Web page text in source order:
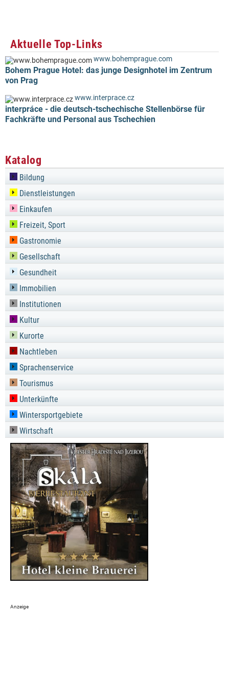
Aktuelle Top-Links
www.bohemprague.com
Bohem Prague Hotel: das junge Designhotel im Zentrum
von Prag
www.interprace.cz
interpráce - die deutsch-tschechische Stellenbörse für
Fachkräfte und Personal aus Tschechien
Katalog
Bildung
Dienstleistungen
Einkaufen
Freizeit, Sport
Gastronomie
Gesellschaft
Gesundheit
Immobilien
Institutionen
Kultur
Kurorte
Nachtleben
Sprachenservice
Tourismus
Unterkünfte
Wintersportgebiete
Wirtschaft